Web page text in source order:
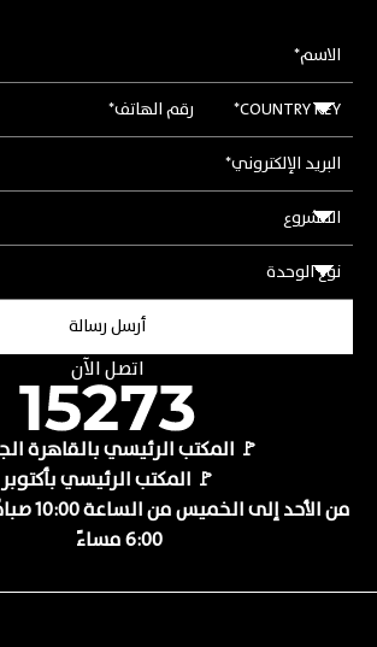
اتصل الآن
🚩 المكتب الرئيسي بالقاهرة
🚩 المكتب الرئيسي بأكتوبر
من الأحد
6:00 مساءً